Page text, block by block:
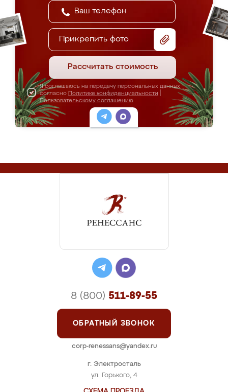
Прикрепить фото
Рассчитать стоимость
Я соглашаюсь на передачу персональных данных
согласно Политике конфиденциальности
Пользовательскому соглашению
г. Электросталь
ул. Горького, 4
8 (800) 511-89-55
ОБРАТНЫЙ ЗВОНОК
corp-renessans@yandex.ru